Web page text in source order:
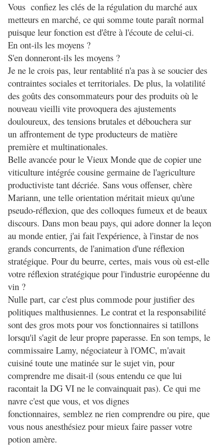
Vous confiez les clés de la régulation du marché aux
metteurs en marché, ce qui somme toute paraît normal
puisque leur fonction est d'être à l'écoute de celui-ci.
En ont-ils les moyens ?
S'en donneront-ils les moyens ?
Je ne le crois pas, leur rentablité n'a pas à se soucier des
contraintes sociales et territoriales. De plus, la volatilité
des goûts des consommateurs pour des produits où le
nouveau vieilli vite provoquera des ajustements
douloureux, des tensions brutales et débouchera sur
un affrontement de type producteurs de matière
première et multinationales.
Belle avancée pour le Vieux Monde que de copier une
viticulture intégrée cousine germaine de l'agriculture
productiviste tant décriée. Sans vous offenser, chère
Mariann, une telle orientation méritait mieux qu'une
pseudo-réflexion, que des colloques fumeux et de beaux
discours. Dans mon beau pays, qui adore donner la leçon
au monde entier, j'ai fait l'expérience, à l'instar de nos
grands concurrents, de l'animation d'une réflexion
stratégique. Pour du beurre, certes, mais vous où est-elle
votre réflexion stratégique pour l'industrie européenne du
vin ?
Nulle part, car c'est plus commode pour justifier des
politiques malthusiennes. Le contrat et la responsabilité
sont des gros mots pour vos fonctionnaires si tatillons
lorsqu'il s'agit de leur propre paperasse. En son temps, le
commissaire Lamy, négociateur à l'OMC, m'avait
cuisiné toute une matinée sur le sujet vin, pour
comprendre me disait-il (sous entendu ce que lui
racontait la DG VI ne le convainquait pas). Ce qui me
navre c'est que vous, et vos dignes
fonctionnaires, semblez ne rien comprendre ou pire, que
vous nous anesthésiez pour mieux faire passer votre
potion amère.